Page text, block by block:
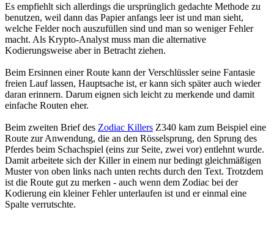
Es empfiehlt sich allerdings die ursprünglich gedachte Methode zu
benutzen, weil dann das Papier anfangs leer ist und man sieht,
welche Felder noch auszufüllen sind und man so weniger Fehler
macht. Als Krypto-Analyst muss man die alternative
Kodierungsweise aber in Betracht ziehen.
Beim Ersinnen einer Route kann der Verschlüssler seine Fantasie
freien Lauf lassen, Hauptsache ist, er kann sich später auch wieder
daran erinnern. Darum eignen sich leicht zu merkende und damit
einfache Routen eher.
Beim zweiten Brief des Zodiac Killers Z340 kam zum Beispiel eine
Route zur Anwendung, die an den Rösselsprung, den Sprung des
Pferdes beim Schachspiel (eins zur Seite, zwei vor) entlehnt wurde.
Damit arbeitete sich der Killer in einem nur bedingt gleichmäßigen
Muster von oben links nach unten rechts durch den Text. Trotzdem
ist die Route gut zu merken - auch wenn dem Zodiac bei der
Kodierung ein kleiner Fehler unterlaufen ist und er einmal eine
Spalte verrutschte.